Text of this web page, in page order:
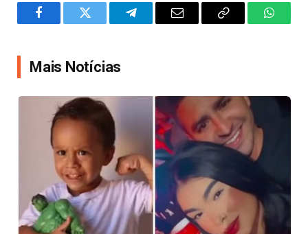
FacebookTwitter TelegramEmail
Copy
Mais Notícias